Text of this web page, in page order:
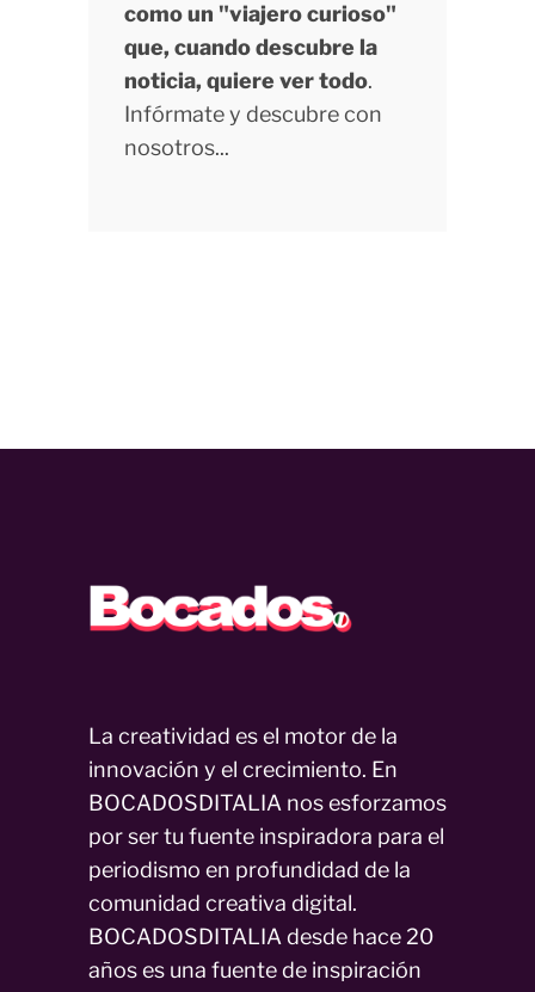
como un "viajero curioso"
que, cuando descubre la
noticia, quiere ver todo.
Infórmate y descubre con
nosotros...
La creatividad es el motor de la
innovación y el crecimiento. En
BOCADOSDITALIA nos esforzamos
por ser tu fuente inspiradora para el
periodismo en profundidad de la
comunidad creativa digital.
BOCADOSDITALIA desde hace 20
años es una fuente de inspiración